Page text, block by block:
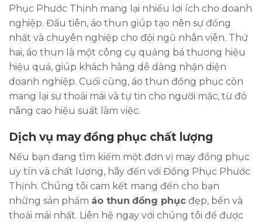
Phục Phước Thịnh mang lại nhiều lợi ích cho doanh
nghiệp. Đầu tiên, áo thun giúp tạo nên sự đồng
nhất và chuyên nghiệp cho đội ngũ nhân viên. Thứ
hai, áo thun là một công cụ quảng bá thương hiệu
hiệu quả, giúp khách hàng dễ dàng nhận diện
doanh nghiệp. Cuối cùng, áo thun đồng phục còn
mang lại sự thoải mái và tự tin cho người mặc, từ đó
nâng cao hiệu suất làm việc.
Dịch vụ may đồng phục chất lượng
Nếu bạn đang tìm kiếm một đơn vị may đồng phục
uy tín và chất lượng, hãy đến với Đồng Phục Phước
Thịnh. Chúng tôi cam kết mang đến cho bạn
những sản phẩm áo thun đồng phục đẹp, bền và
thoải mái nhất. Liên hệ ngay với chúng tôi để được